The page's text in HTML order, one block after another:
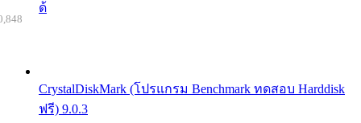
ด้
CrystalDiskMark (โปรแกรม Benchmark ทดสอบ Harddisk
ฟรี) 9.0.3